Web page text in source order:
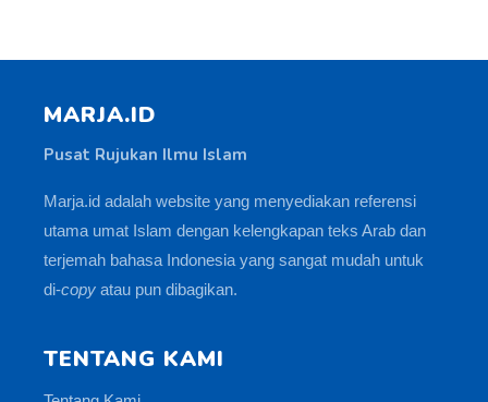
MARJA.ID
Pusat Rujukan Ilmu Islam
Marja.id adalah website yang menyediakan referensi
utama umat Islam dengan kelengkapan teks Arab dan
terjemah bahasa Indonesia yang sangat mudah untuk
di-copy atau pun dibagikan.
TENTANG KAMI